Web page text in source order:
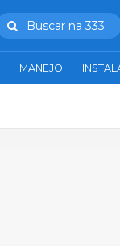
Buscar na 333
MANEJO